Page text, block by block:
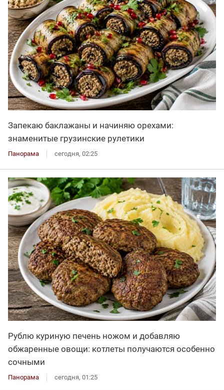
Запекаю баклажаны и начиняю орехами:
знаменитые грузинские рулетики
Панорама сегодня, 02:25
Рублю куриную печень ножом и добавляю
обжаренные овощи: котлеты получаются особенно
сочными
Панорама сегодня, 01:25